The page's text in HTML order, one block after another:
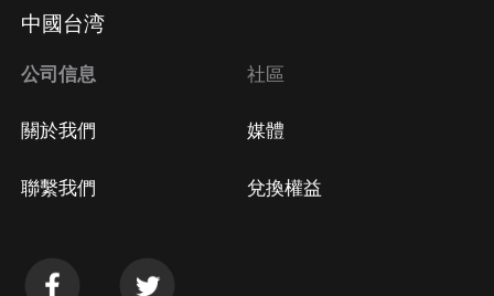
中國台湾
公司信息
關於我們
聯繫我們
社區
媒體
兌換權益